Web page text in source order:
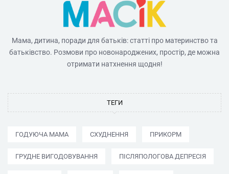
Мама, дитина, поради для батьків: статті про материнство та
батьківство. Розмови про новонароджених, простір, де можна
отримати натхнення щодня!
ТЕГИ
ГОДУЮЧА МАМА СХУДНЕННЯ ПРИКОРМ
ГРУДНЕ ВИГОДОВУВАННЯ ПІСЛЯПОЛОГОВА ДЕПРЕСІЯ